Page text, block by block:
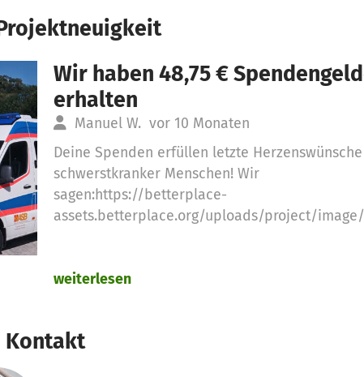
Wir haben 48,75 €
erhalten
Manuel W. vor 10 Monaten
Deine Spenden erfüllen letzte Herzenswünsche
schwerstkranker Menschen! Wir
sagen:https://betterplace-
assets.betterplace.org/uploads/project/
weiterlesen
Kontakt